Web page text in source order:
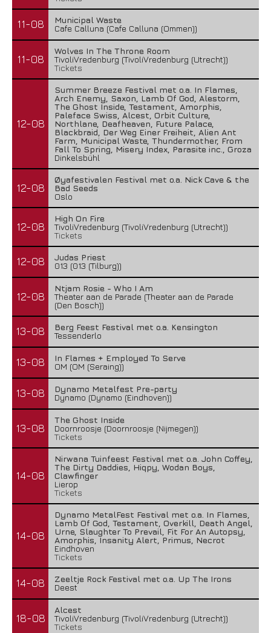
11-08
Municipal Waste
Cafe Calluna (Cafe Calluna (Ommen))
11-08
Wolves In The Throne Room
TivoliVredenburg (TivoliVredenburg (Utrecht))
Tickets
12-08
Summer Breeze Festival met o.a. In Flames,
Arch Enemy, Saxon, Lamb Of God, Alestorm,
The Ghost Inside, Testament, Amorphis,
Paleface Swiss, Alcest, Orbit Culture,
Northlane, Deafheaven, Future Palace,
Blackbraid, Der Weg Einer Freiheit, Alien Ant
Farm, Municipal Waste, Thundermother, From
Fall To Spring, Misery Index, Parasite inc., Groza
Dinkelsbühl
12-08
Øyafestivalen Festival met o.a. Nick Cave & the
Bad Seeds
Oslo
12-08
High On Fire
TivoliVredenburg (TivoliVredenburg (Utrecht))
Tickets
12-08
Judas Priest
013 (013 (Tilburg))
12-08
Ntjam Rosie - Who I Am
Theater aan de Parade (Theater aan de Parade
(Den Bosch))
13-08
Berg Feest Festival met o.a. Kensington
Tessenderlo
13-08
In Flames + Employed To Serve
OM (OM (Seraing))
13-08
Dynamo Metalfest Pre-party
Dynamo (Dynamo (Eindhoven))
13-08
The Ghost Inside
Doornroosje (Doornroosje (Nijmegen))
Tickets
14-08
Nirwana Tuinfeest Festival met o.a. John Coffey,
The Dirty Daddies, Hiqpy, Wodan Boys,
Clawfinger
Lierop
Tickets
14-08
Dynamo MetalFest Festival met o.a. In Flames,
Lamb Of God, Testament, Overkill, Death Angel,
Urne, Slaughter To Prevail, Fit For An Autopsy,
Amorphis, Insanity Alert, Primus, Necrot
Eindhoven
Tickets
14-08
Zeeltje Rock Festival met o.a. Up The Irons
Deest
18-08
Alcest
TivoliVredenburg (TivoliVredenburg (Utrecht))
Tickets